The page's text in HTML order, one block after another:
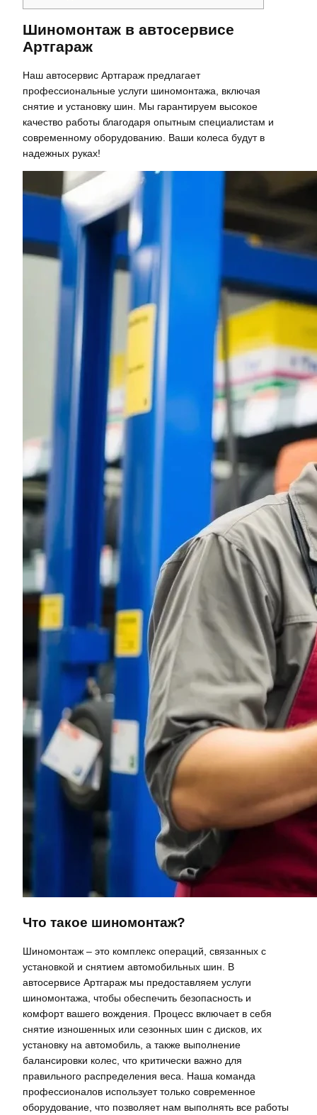
Шиномонтаж в автосервисе
Артгараж
Наш автосервис Артгараж предлагает
профессиональные услуги шиномонтажа, включая
снятие и установку шин. Мы гарантируем высокое
качество работы благодаря опытным специалистам и
современному оборудованию. Ваши колеса будут в
надежных руках!
Что такое шиномонтаж?
Шиномонтаж – это комплекс операций, связанных с
установкой и снятием автомобильных шин. В
автосервисе Артгараж мы предоставляем услуги
шиномонтажа, чтобы обеспечить безопасность и
комфорт вашего вождения. Процесс включает в себя
снятие изношенных или сезонных шин с дисков, их
установку на автомобиль, а также выполнение
балансировки колес, что критически важно для
правильного распределения веса. Наша команда
профессионалов использует только современное
оборудование, что позволяет нам выполнять все работы